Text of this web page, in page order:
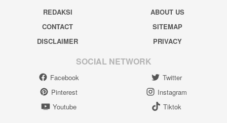
REDAKSI
ABOUT US
CONTACT
SITEMAP
DISCLAIMER
PRIVACY
SOCIAL NETWORK
Facebook
Twitter
Pinterest
Instagram
Youtube
Tiktok